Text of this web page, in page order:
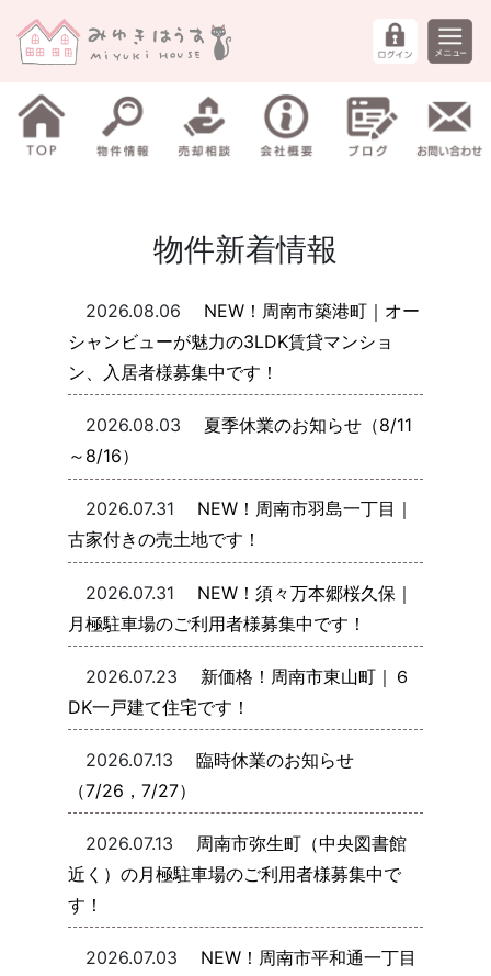
物件新着情報
2026.08.06
NEW！周南市築港町｜オー
シャンビューが魅力の3LDK賃貸マンショ
ン、入居者様募集中です！
2026.08.03
夏季休業のお知らせ（8/11
～8/16）
2026.07.31
NEW！周南市羽島一丁目｜
古家付きの売土地です！
2026.07.31
NEW！須々万本郷桜久保｜
月極駐車場のご利用者様募集中です！
2026.07.23
新価格！周南市東山町｜６
DK一戸建て住宅です！
2026.07.13
臨時休業のお知らせ
（7/26，7/27）
2026.07.13
周南市弥生町（中央図書館
近く）の月極駐車場のご利用者様募集中で
す！
2026.07.03
NEW！周南市平和通一丁目